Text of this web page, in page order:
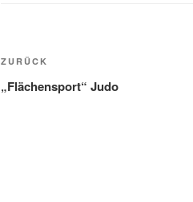
Beitragsnavigation
Vorheriger
Beitrag
ZURÜCK
„Flächensport“ Judo